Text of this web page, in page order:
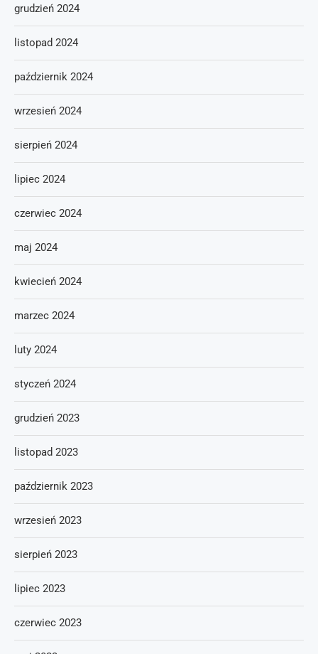
grudzień 2024
listopad 2024
październik 2024
wrzesień 2024
sierpień 2024
lipiec 2024
czerwiec 2024
maj 2024
kwiecień 2024
marzec 2024
luty 2024
styczeń 2024
grudzień 2023
listopad 2023
październik 2023
wrzesień 2023
sierpień 2023
lipiec 2023
czerwiec 2023